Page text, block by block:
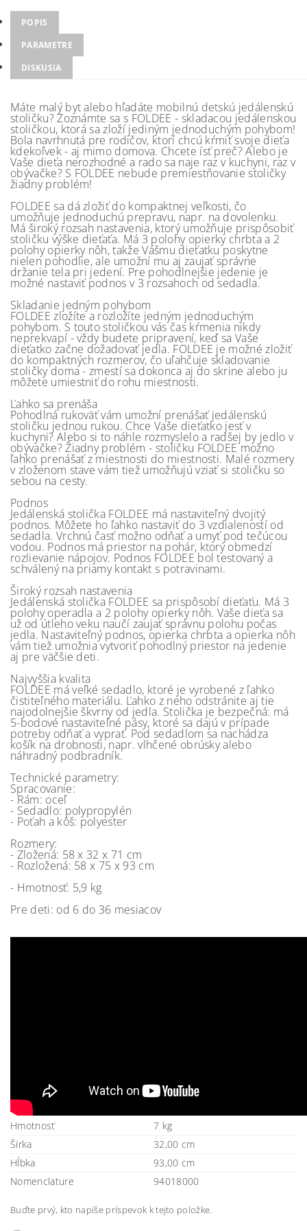
POPIS
PARAMETRE
DISKUSIA
Máte malý byt alebo hľadáte mobilnú detskú jedálenskú
stoličku? Zoznámte sa s FOLDEE - skladacou jedálenskou
stoličkou, ktorá sa zloží jediným jednoduchým pohybom!
Bola navrhnutá pre rodičov, ktorí chcú kŕmiť svoje dieťa
kdekoľvek - aj mimo domova. Chcete ísť preč? Alebo je
Vaše dieťa nerozhodné a rado sa naje raz v kuchyni, raz v
obývačke? S FOLDEE nebude premiestňovanie stoličky
žiadny problém!
FOLDEE sa dá zložiť do kompaktnej veľkosti, čo
umožňuje jednoduchú prepravu, napr. na dovolenku.
Má široký rozsah nastavenia, ktorý umožňuje prispôsobiť
stoličku výške dieťaťa. Má 3 polohy opierky chrbta a 2
polohy opierky nôh, takže Vášmu dieťatku poskytne
nielen pohodlie, ale umožní mu aj zaujať správne
držanie tela pri jedení. Pre pohodlnejšie jedenie je
možné nastaviť podnos v 3 rozsahoch od sedadla.
Skladanie jedným pohybom
FOLDEE zložíte a rozložíte jedným jednoduchým
pohybom. S touto stoličkou vás čas kŕmenia nikdy
neprekvapí - vždy budete pripravení, keď sa Vaše
dieťatko začne dožadovať jedla. FOLDEE je možné zložiť
do kompaktných rozmerov, čo uľahčuje skladovanie
stoličky doma - zmestí sa dokonca aj do skrine alebo ju
môžete umiestniť do rohu miestnosti.
Ľahko sa prenáša
Pohodlná rukoväť vám umožní prenášať jedálenskú
stoličku jednou rukou. Chce Vaše dieťatko jesť v
kuchyni? Alebo si to náhle rozmyslelo a radšej by jedlo v
obývačke? Žiadny problém - stoličku FOLDEE možno
ľahko prenášať z miestnosti do miestnosti. Malé rozmery
v zloženom stave vám tiež umožňujú vziať si stoličku so
sebou na cesty.
Podnos
Jedálenská stolička FOLDEE má nastaviteľný dvojitý
podnos. Môžete ho ľahko nastaviť do 3 vzdialeností od
sedadla. Vrchnú časť možno odňať a umyť pod tečúcou
vodou. Podnos má priestor na pohár, ktorý obmedzí
rozlievanie nápojov. Podnos FOLDEE bol testovaný a
schválený na priamy kontakt s potravinami.
Široký rozsah nastavenia
Jedálenská stolička FOLDEE sa prispôsobí dieťaťu. Má 3
polohy operadla a 2 polohy opierky nôh. Vaše dieťa sa
už od útleho veku naučí zaujať správnu polohu počas
jedla. Nastaviteľný podnos, opierka chrbta a opierka nôh
vám tiež umožnia vytvoriť pohodlný priestor na jedenie
aj pre väčšie deti.
Najvyššia kvalita
FOLDEE má veľké sedadlo, ktoré je vyrobené z ľahko
čistiteľného materiálu. Ľahko z neho odstránite aj tie
najodolnejšie škvrny od jedla. Stolička je bezpečná: má
5-bodové nastaviteľné pásy, ktoré sa dajú v prípade
potreby odňať a vyprať. Pod sedadlom sa nachádza
košík na drobnosti, napr. vlhčené obrúsky alebo
náhradný podbradník.
Technické parametry:
Spracovanie:
- Rám: oceľ
- Sedadlo: polypropylén
- Poťah a kôš: polyester
Rozmery:
- Zložená: 58 x 32 x 71 cm
- Rozložená: 58 x 75 x 93 cm
- Hmotnosť: 5,9 kg
Pre deti: od 6 do 36 mesiacov
Hmotnosť
7 kg
Šírka
32,00 cm
Hĺbka
93,00 cm
Nomenclature
94018000
Buďte prvý, kto napíše príspevok k tejto položke.